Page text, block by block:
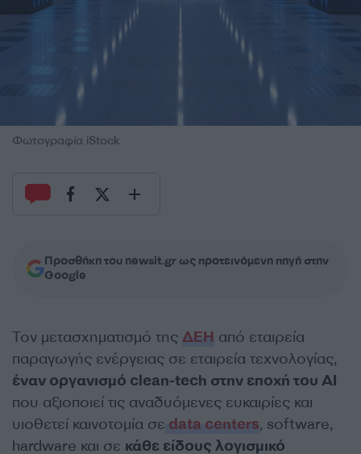
Φωτογραφία iStock
Προσθήκη του newsit.gr ως προτεινόμενη πηγή στην
Google
Τον μετασχηματισμό της ΔΕΗ από εταιρεία
παραγωγής ενέργειας σε εταιρεία τεχνολογίας,
έναν οργανισμό clean-tech στην εποχή του ΑΙ
που αξιοποιεί τις αναδυόμενες ευκαιρίες και
υιοθετεί καινοτομία σε data centers, software,
hardware και σε κάθε είδους λογισμικό